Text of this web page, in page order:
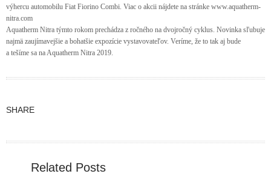
výhercu automobilu Fiat Fiorino Combi. Viac o akcii nájdete na stránke www.aquatherm-
nitra.com
Aquatherm Nitra týmto rokom prechádza z ročného na dvojročný cyklus. Novinka sľubuje
najmä zaujímavejšie a bohatšie expozície vystavovateľov. Veríme, že to tak aj bude
a tešíme sa na Aquatherm Nitra 2019.
SHARE
Related Posts